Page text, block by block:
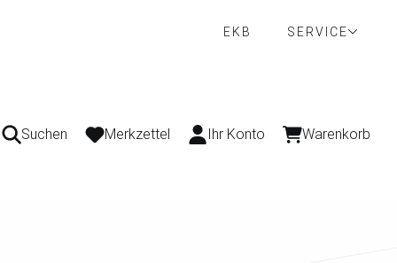
EKB SERVICE
Suchen Merkzettel Ihr Konto Warenkorb